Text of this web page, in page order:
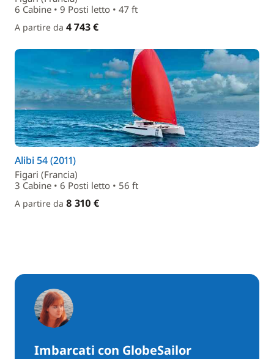
6 Cabine • 9 Posti letto • 47 ft
A partire da 4 743 €
Alibi 54 (2011)
Figari (Francia)
3 Cabine • 6 Posti letto • 56 ft
A partire da 8 310 €
Imbarcati con GlobeSailor